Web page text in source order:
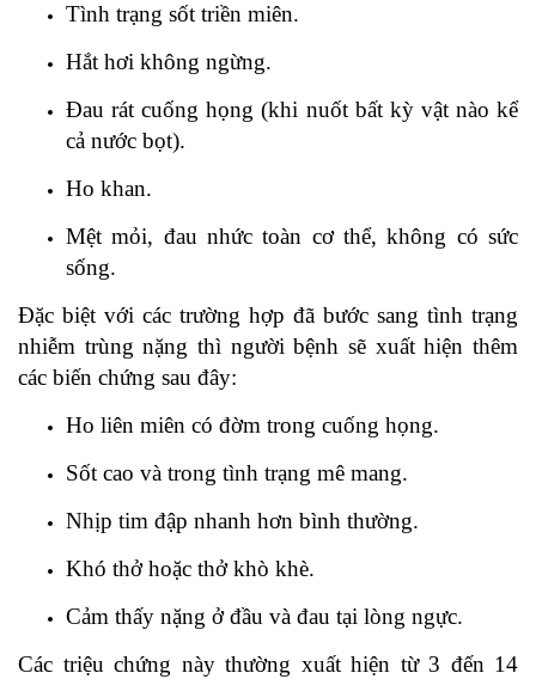
Tình trạng sốt triền miên.
Hắt hơi không ngừng.
Đau rát cuống họng (khi nuốt bất kỳ vật nào kể
cả nước bọt).
Ho khan.
Mệt mỏi, đau nhức toàn cơ thể, không có sức
sống.
Đặc biệt với các trường hợp đã bước sang tình trạng
nhiễm trùng nặng thì người bệnh sẽ xuất hiện thêm
các biến chứng sau đây:
Ho liên miên có đờm trong cuống họng.
Sốt cao và trong tình trạng mê mang.
Nhịp tim đập nhanh hơn bình thường.
Khó thở hoặc thở khò khè.
Cảm thấy nặng ở đầu và đau tại lòng ngực.
Các triệu chứng này thường xuất hiện từ 3 đến 14